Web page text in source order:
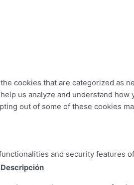
cookies that are categorized as
us analyze and understand
out of some of these cookies
and security features
Descripción